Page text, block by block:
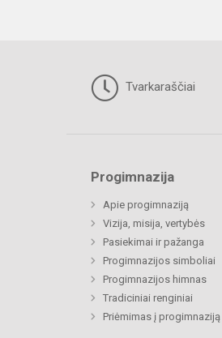
Tvarkaraščiai
Progimnazija
Apie progimnaziją
Vizija, misija, vertybės
Pasiekimai ir pažanga
Progimnazijos simboliai
Progimnazijos himnas
Tradiciniai renginiai
Priėmimas į progimnaziją